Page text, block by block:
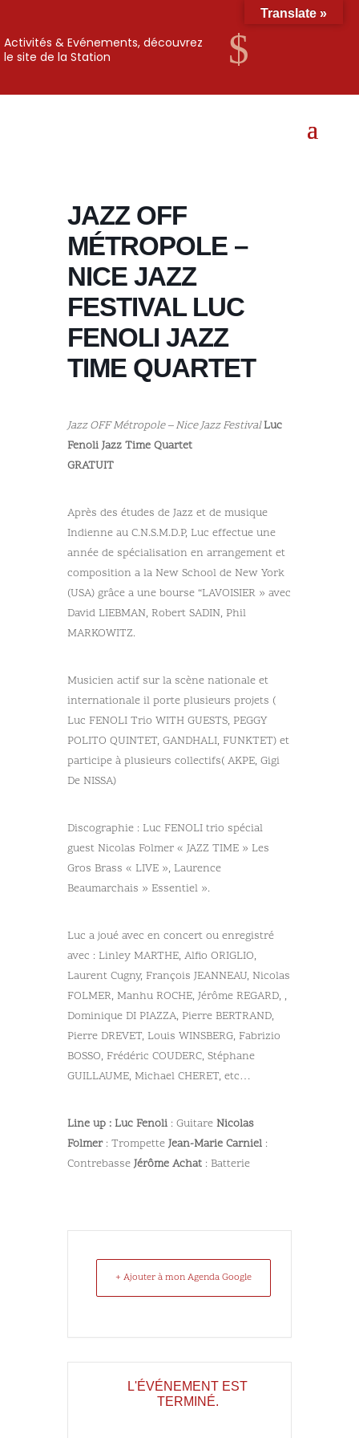
$
Activités & Evénements, découvrez
le site de la Station
JAZZ OFF
MÉTROPOLE –
NICE JAZZ
FESTIVAL LUC
FENOLI JAZZ
TIME QUARTET
Jazz OFF Métropole – Nice Jazz FestivalLuc
Fenoli Jazz Time Quartet
GRATUIT
Après des études de Jazz et de musique
Indienne au C.N.S.M.D.P, Luc effectue une
année de spécialisation en arrangement et
composition a la New School de New York
(USA) grâce a une bourse “LAVOISIER » avec
David LIEBMAN, Robert SADIN, Phil
MARKOWITZ.
Musicien actif sur la scène nationale et
internationale il porte plusieurs projets (
Luc FENOLI Trio WITH GUESTS, PEGGY
POLITO QUINTET, GANDHALI, FUNKTET) et
participe à plusieurs collectifs( AKPE, Gigi
De NISSA)
Discographie : Luc FENOLI trio spécial
guest Nicolas Folmer « JAZZ TIME » Les
Gros Brass « LIVE », Laurence
Beaumarchais » Essentiel ».
Luc a joué avec en concert ou enregistré
avec : Linley MARTHE, Alfio ORIGLIO,
Laurent Cugny, François JEANNEAU, Nicolas
FOLMER, Manhu ROCHE, Jérôme REGARD, ,
Dominique DI PIAZZA, Pierre BERTRAND,
Pierre DREVET, Louis WINSBERG, Fabrizio
BOSSO, Frédéric COUDERC, Stéphane
GUILLAUME, Michael CHERET, etc…
Line up : Luc Fenoli : Guitare Nicolas
Folmer: TrompetteJean-Marie Carniel :
ContrebasseJérôme Achat : Batterie
+ Ajouter à mon Agenda Google
L'ÉVÉNEMENT EST
TERMINÉ.
Translate »